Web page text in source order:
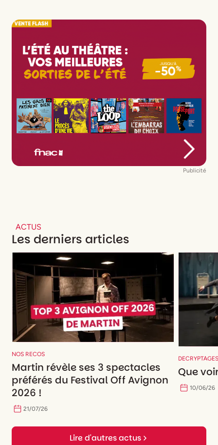
Publicité
ACTUS
Les derniers articles
NOS RECOS
Martin révèle ses 3 spectacles
préférés du Festival Off Avignon
2026 !
21/07/26
Que
10/06/26
Lire d'autres actus